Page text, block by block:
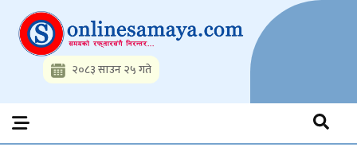
content
Onlinesamaya.com
Nepal News Portal, Business, Hot News, Interview, Opinions,
Politics, Science, Technology, Social, Media, Sports, Youth, Model
Watch, Movies
२०८३ साउन २५ गते